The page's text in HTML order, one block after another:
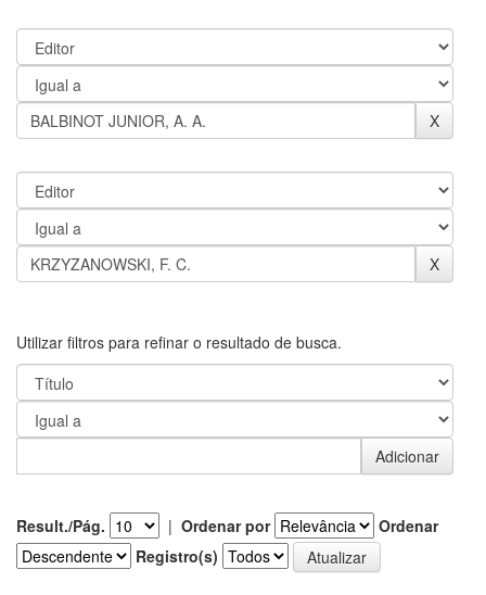
Utilizar filtros para refinar o resultado de busca.
Result./Pág. | Ordenar por
Ordenar
Registro(s)